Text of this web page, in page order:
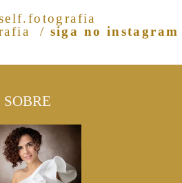
/ siga no instagram
SOBRE